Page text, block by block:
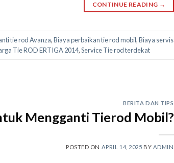
CONTINUE READING →
tie rod Avanza,Biaya perbaikan tie rod mobil,Biaya servis
Tie ROD ERTIGA 2014,Service Tie rod terdekat
BERITA DAN TIPS
Mengganti Tierod Mobil?
POSTED ON APRIL 14, 2025 BY ADMIN